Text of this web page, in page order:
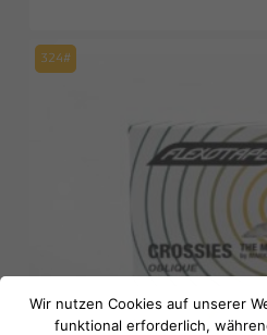
Es befinden sich
324#
Wir nutzen Cookies auf unserer
funktional erforderlich,